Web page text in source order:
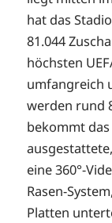
hat das
81.044
höchsten
umfangreich
werden rund
bekommt das
eine 360°-
Rasen-
Platten